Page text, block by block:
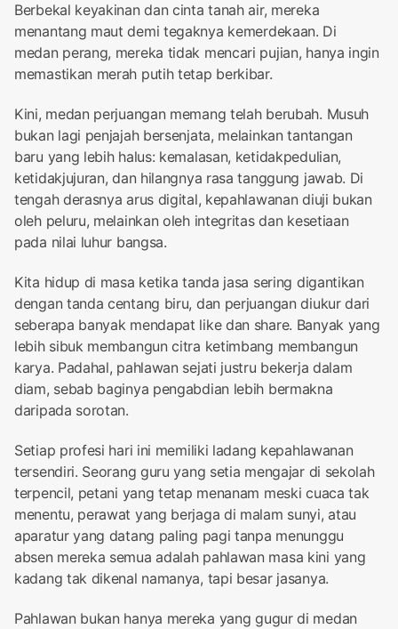
Berbekal keyakinan dan cinta tanah air, mereka
menantang maut demi tegaknya kemerdekaan. Di
medan perang, mereka tidak mencari pujian, hanya ingin
memastikan merah putih tetap berkibar.
Kini, medan perjuangan memang telah berubah. Musuh
bukan lagi penjajah bersenjata, melainkan tantangan
baru yang lebih halus: kemalasan, ketidakpedulian,
ketidakjujuran, dan hilangnya rasa tanggung jawab. Di
tengah derasnya arus digital, kepahlawanan diuji bukan
oleh peluru, melainkan oleh integritas dan kesetiaan
pada nilai luhur bangsa.
Kita hidup di masa ketika tanda jasa sering digantikan
dengan tanda centang biru, dan perjuangan diukur dari
seberapa banyak mendapat like dan share. Banyak yang
lebih sibuk membangun citra ketimbang membangun
karya. Padahal, pahlawan sejati justru bekerja dalam
diam, sebab baginya pengabdian lebih bermakna
daripada sorotan.
Setiap profesi hari ini memiliki ladang kepahlawanan
tersendiri. Seorang guru yang setia mengajar di sekolah
terpencil, petani yang tetap menanam meski cuaca tak
menentu, perawat yang berjaga di malam sunyi, atau
aparatur yang datang paling pagi tanpa menunggu
absen mereka semua adalah pahlawan masa kini yang
kadang tak dikenal namanya, tapi besar jasanya.
Pahlawan bukan hanya mereka yang gugur di medan